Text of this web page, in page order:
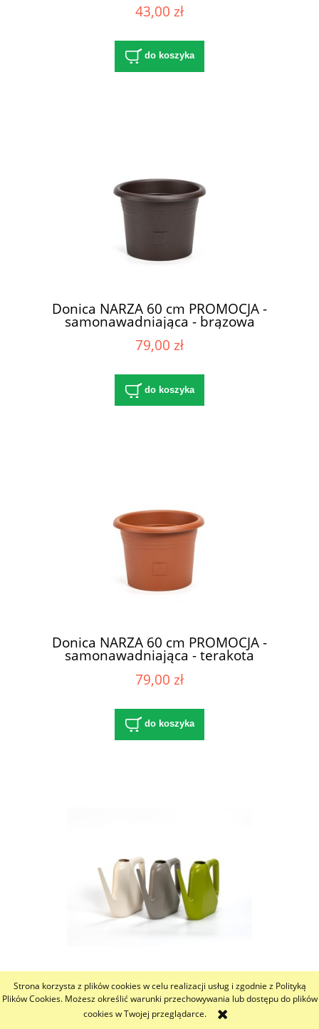
Strona korzysta z plików cookies w celu realizacji usług i zgodnie z Polityką
Plików Cookies. Możesz określić warunki przechowywania lub dostępu do plików
cookies w Twojej przeglądarce.
43,00 zł
do koszyka
Donica NARZA 60 cm PROMOCJA -
samonawadniająca - brązowa
79,00 zł
do koszyka
Donica NARZA 60 cm PROMOCJA -
samonawadniająca - terakota
79,00 zł
do koszyka
Konewka RAVE - 1,6 l
23,00 zł